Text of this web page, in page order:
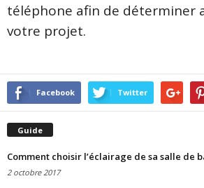
téléphone afin de déterminer
votre projet.
Facebook Twitter
Guide
Comment choisir l’éclairage de sa salle de
2 octobre 2017